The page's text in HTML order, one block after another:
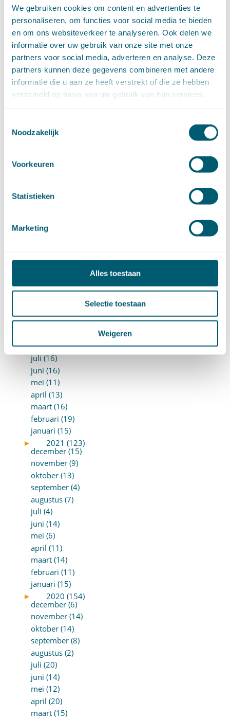
We gebruiken cookies om content en advertenties te
personaliseren, om functies voor social media te bieden
en om ons websiteverkeer te analyseren. Ook delen we
informatie over uw gebruik van onze site met onze
partners voor social media, adverteren en analyse. Deze
partners kunnen deze gegevens combineren met andere
informatie die u aan ze heeft verstrekt of die ze hebben
verzameld op basis van uw gebruik van hun services.
Noodzakelijk
Voorkeuren
Statistieken
Marketing
Alles toestaan
Selectie toestaan
Weigeren
november (17)
oktober (17)
september (9)
juni (7)
mei (7)
april (18)
maart (17)
►
2023 (177)
oktober (17)
augustus (9)
mei (9)
►
2022 (168)
oktober (15)
augustus (4)
juli (16)
juni (16)
mei (11)
april (13)
maart (16)
februari (19)
januari (15)
►
2021 (123)
december (15)
november (9)
oktober (13)
september (4)
augustus (7)
juli (4)
juni (14)
mei (6)
april (11)
maart (14)
februari (11)
januari (15)
►
2020 (154)
december (6)
november (14)
oktober (14)
september (8)
augustus (2)
juli (20)
juni (14)
mei (12)
april (20)
maart (15)